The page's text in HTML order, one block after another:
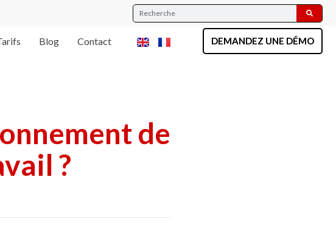
Blog Contact DEMANDEZ UNE DÉMO
de
?